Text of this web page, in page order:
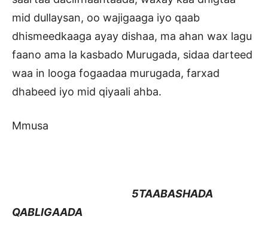
mid dullaysan, oo wajigaaga iyo qaab
dhismeedkaaga ayay dishaa, ma ahan wax lagu
faano ama la kasbado Murugada, sidaa darteed
waa in looga fogaadaa murugada, farxad
dhabeed iyo mid qiyaali ahba.
Mmusa
5TAABASHADA
QABLIGAADA